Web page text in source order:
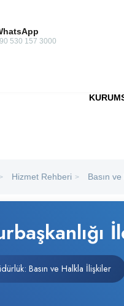
530 157 3000
> Hizmet Rehberi > Basın
Basın ve Halkla İlişkiler